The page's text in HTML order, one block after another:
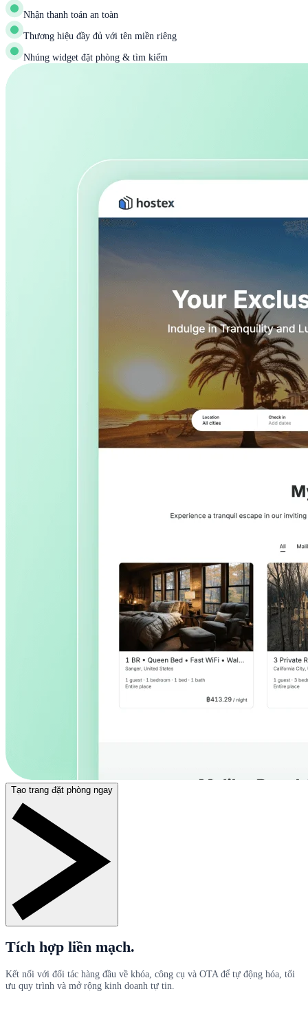
Nhận thanh toán an toàn
Thương hiệu đầy đủ với tên miền riêng
Nhúng widget đặt phòng & tìm kiếm
Tạo trang đặt phòng ngay
Tích hợp liền mạch.
Kết nối với đối tác hàng đầu về khóa, công cụ và OTA để tự động hóa, tối
ưu quy trình và mở rộng kinh doanh tự tin.